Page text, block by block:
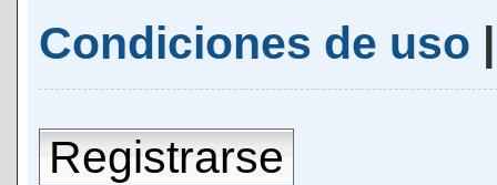
Condiciones de uso
Registrarse